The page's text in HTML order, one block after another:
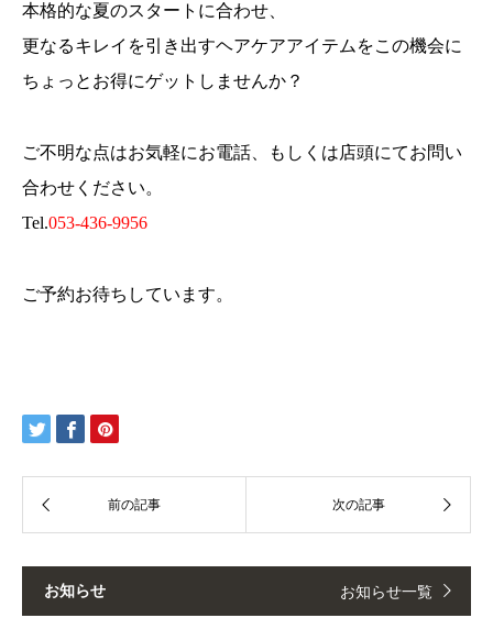
本格的な夏のスタートに合わせ、
更なるキレイを引き出すヘアケアアイテムをこの機会に
ちょっとお得にゲットしませんか？
ご不明な点はお気軽にお電話、もしくは店頭にてお問い
合わせください。
Tel.053-436-9956
ご予約お待ちしています。
お知らせ お知らせ一覧